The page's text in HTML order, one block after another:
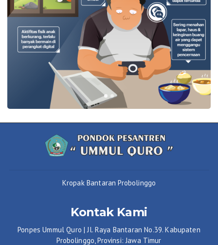
Kropak Bantaran Probolinggo
Kontak Kami
Ponpes Ummul Quro | Jl. Raya Bantaran No.39. Kabupaten
Probolinggo, Provinsi: Jawa Timur